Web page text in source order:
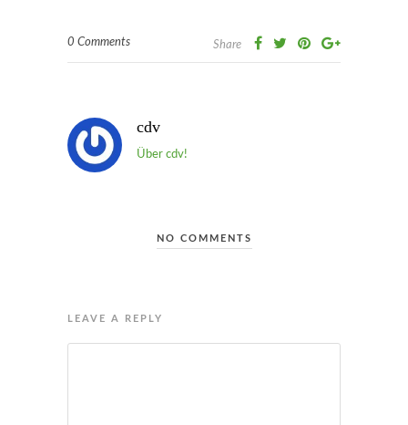
0 Comments Share
cdv
Über cdv!
NO COMMENTS
LEAVE A REPLY